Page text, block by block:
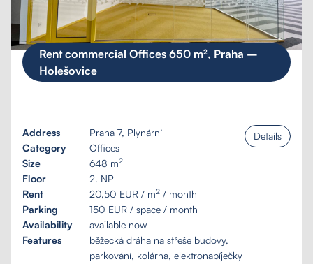
Tailored inquiry
Rent commercial Offices 650 m², Praha –
Holešovice
Address
Praha 7, Plynární
Category
Offices
Size
648 m2
Floor
2. NP
Rent
20,50 EUR / m2 / month
Parking
150 EUR / space / month
Availability
available now
Features
běžecká dráha na střeše budovy,
parkování, kolárna, elektronabíječky
Details